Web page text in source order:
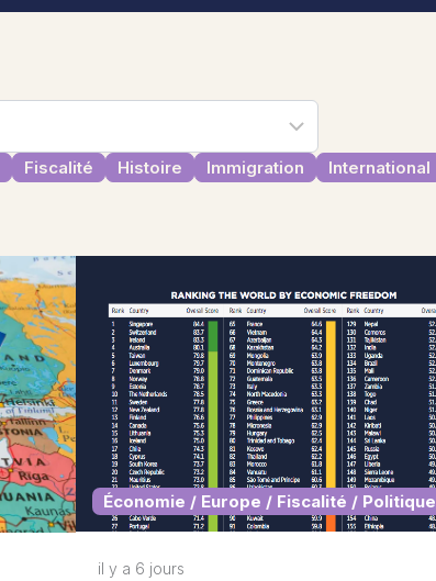
Fiscalité Histoire Immigration International
Économie / Europe / Fiscalité / Politique
il y a 6 jours